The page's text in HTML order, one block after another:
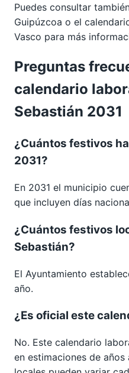
Puedes consultar
Guipúzcoa o el
Vasco para más
Preguntas
calendario
Sebastián 2031
¿Cuántos festivos
2031?
En 2031 el municipio
que incluyen días
¿Cuántos festivos
Sebastián?
El Ayuntamiento
año.
¿Es oficial este
No. Este calendario
en estimaciones de